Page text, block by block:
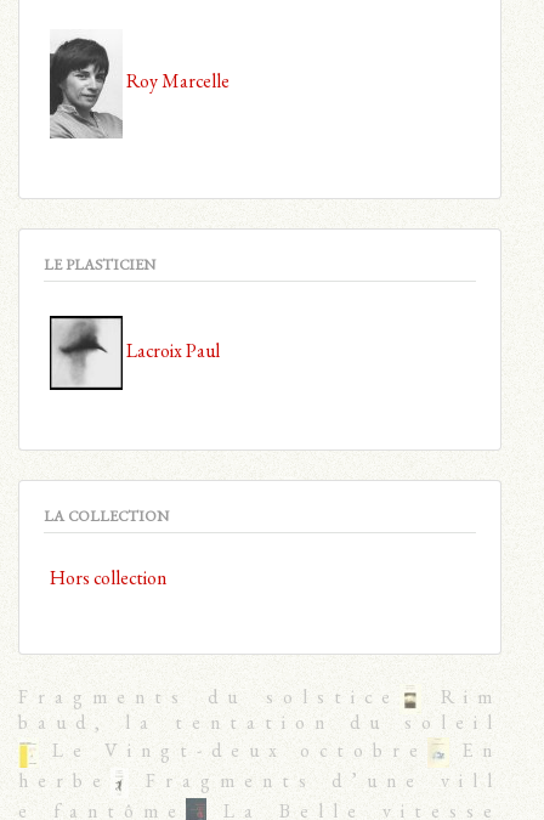
Roy Marcelle
LE PLASTICIEN
Lacroix Paul
LA COLLECTION
Hors collection
Fragments du solstice
Rim
baud, la tentation du soleil
Le Vingt-deux octobre
En
herbe
Fragments d’une vill
e fantôme
La Belle vitesse